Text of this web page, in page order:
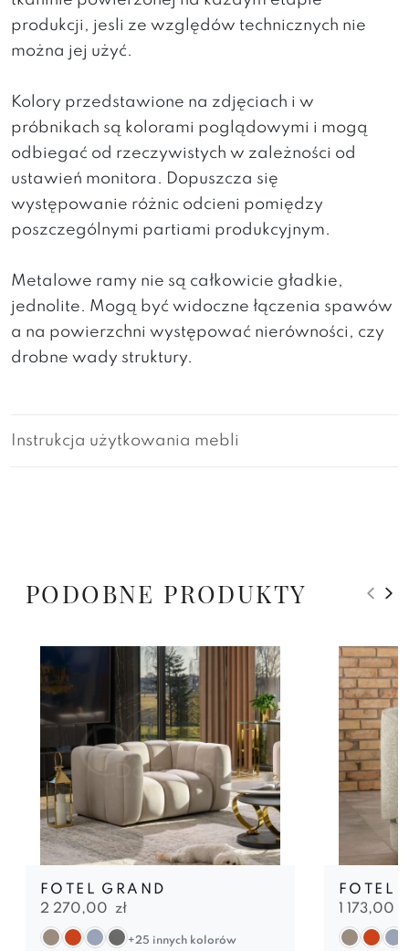
produkcji, jesli ze względów technicznych nie
można jej użyć.
Kolory przedstawione na zdjęciach i w
próbnikach są kolorami poglądowymi i mogą
odbiegać od rzeczywistych w zależności od
ustawień monitora. Dopuszcza się
występowanie różnic odcieni pomiędzy
poszczególnymi partiami produkcyjnym.
Metalowe ramy nie są całkowicie gładkie,
jednolite. Mogą być widoczne łączenia spawów
a na powierzchni występować nierówności, czy
drobne wady struktury.
Instrukcja użytkowania mebli
PODOBNE PRODUKTY
FOTEL GRAND
2 270,00 zł
+25 innych kolorów
FOTEL
1 173,00